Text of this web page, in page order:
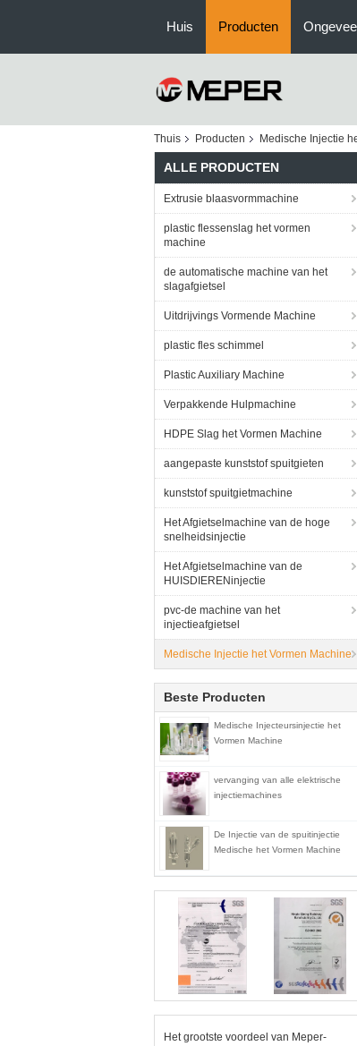
Huis Producten
Thuis Producten Medische Injectie
ALLE PRODUCTEN
Extrusie blaasvormmachine
plastic flessenslag het vormen
machine
de automatische machine van het
slagafgietsel
Uitdrijvings Vormende Machine
plastic fles schimmel
Plastic Auxiliary Machine
Verpakkende Hulpmachine
HDPE Slag het Vormen Machine
aangepaste kunststof spuitgieten
kunststof spuitgietmachine
Het Afgietselmachine van de hoge
snelheidsinjectie
Het Afgietselmachine van de
HUISDIERENinjectie
pvc-de machine van het
injectieafgietsel
Medische Injectie het Vormen Machine
Beste Producten
Medische Injecteursinjectie het
Vormen Machine
vervanging van alle elektrische
injectiemachines
De Injectie van de spuitinjectie
Medische het Vormen Machine
Het grootste voordeel van Meper-